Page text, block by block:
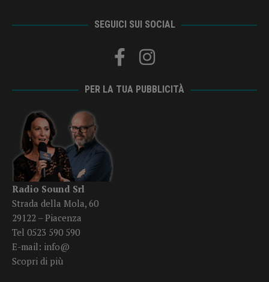
SEGUICI SUI SOCIAL
PER LA TUA PUBBLICITÀ
Radio Sound Srl
Strada della Mola, 60
29122 – Piacenza
Tel 0523 590 590
E-mail: info@
Scopri di più